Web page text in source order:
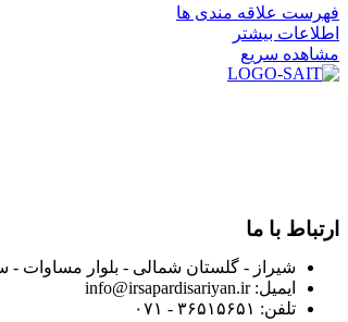
فهرست علاقه مندی ها
اطلاعات بیشتر
مشاهده سریع
ارتباط با ما
شیراز - گلستان شمالی - بلوار مساوات -
ایمیل: info@irsapardisariyan.ir
تلفن: ۳۶۵۱۵۶۵۱ - ۰۷۱